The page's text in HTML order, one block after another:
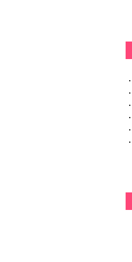
・
・
・
・
・
・